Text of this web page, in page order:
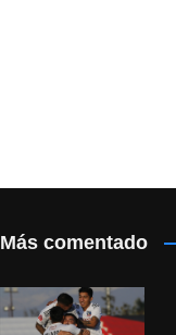
Más comentado